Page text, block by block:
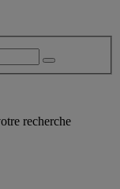
recherche